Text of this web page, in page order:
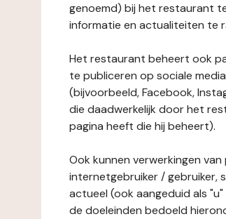
genoemd) bij het restaurant
informatie en actualiteiten te
Het restaurant beheert ook
te publiceren op sociale
(bijvoorbeeld, Facebook,
die daadwerkelijk door het
pagina heeft die hij beheert).
Ook kunnen verwerkingen
internetgebruiker / gebruiker,
actueel (ook aangeduid als
de doeleinden bedoeld